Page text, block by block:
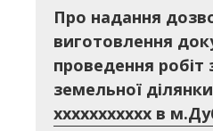
Про надання
виготовлення
проведення робіт
земельної
ххххххххххх в